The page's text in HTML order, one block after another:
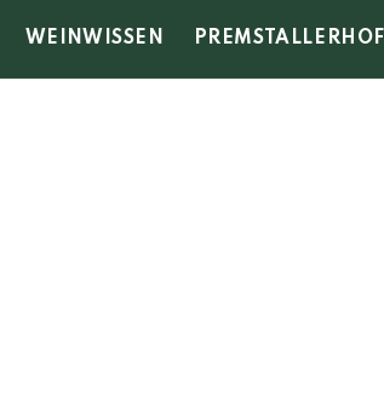
WEINWISSEN PREMSTALLERHOF